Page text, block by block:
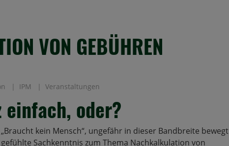
VON GEBÜHREN
IPM Veranstaltungen
oder?
„Braucht kein Mensch“, ungefähr in dieser Bandbreite bewegt
Sachkenntnis zum Thema Nachkalkulation von